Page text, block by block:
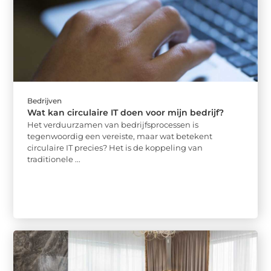
Bedrijven
Wat kan circulaire IT doen voor mijn bedrijf?
Het verduurzamen van bedrijfsprocessen is
tegenwoordig een vereiste, maar wat betekent
circulaire IT precies? Het is de koppeling van
traditionele ...